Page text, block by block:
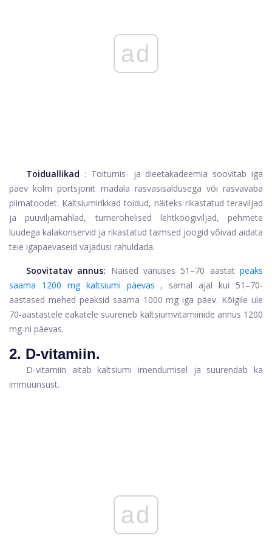
ad
Toiduallikad : Toitumis- ja dieetakadeemia soovitab iga
päev kolm portsjonit madala rasvasisaldusega või rasvavaba
piimatoodet. Kaltsiumirikkad toidud, näiteks rikastatud teraviljad
ja puuviljamahlad, tumerohelised lehtköögiviljad, pehmete
luudega kalakonservid ja rikastatud taimsed joogid võivad aidata
teie igapäevaseid vajadusi rahuldada.
Soovitatav annus: Naised vanuses 51–70 aastat peaks
saama 1200 mg kaltsiumi päevas , samal ajal kui 51–70-
aastased mehed peaksid saama 1000 mg iga päev. Kõigile üle
70-aastastele eakatele suureneb kaltsiumvitamiinide annus 1200
mg-ni päevas.
2. D-vitamiin.
D-vitamiin aitab kaltsiumi imendumisel ja suurendab ka
immuunsust.
ad